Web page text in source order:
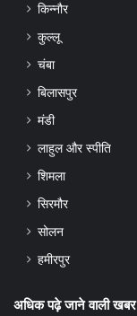
किन्नौर
कुल्लू
चंबा
बिलासपुर
मंडी
लाहुल और स्पीति
शिमला
सिरमौर
सोलन
हमीरपुर
अधिक पढ़े जाने वाली खबर